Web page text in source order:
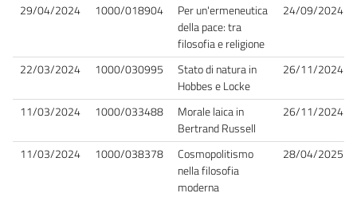
29/04/2024 1000/018904
Per un'ermeneutica
della pace: tra
filosofia e religione
24/09/2024
22/03/2024 1000/030995
Stato di natura in
Hobbes e Locke
26/11/2024
11/03/2024 1000/033488
Morale laica in
Bertrand Russell
26/11/2024
11/03/2024 1000/038378
Cosmopolitismo
nella filosofia
moderna
28/04/2025